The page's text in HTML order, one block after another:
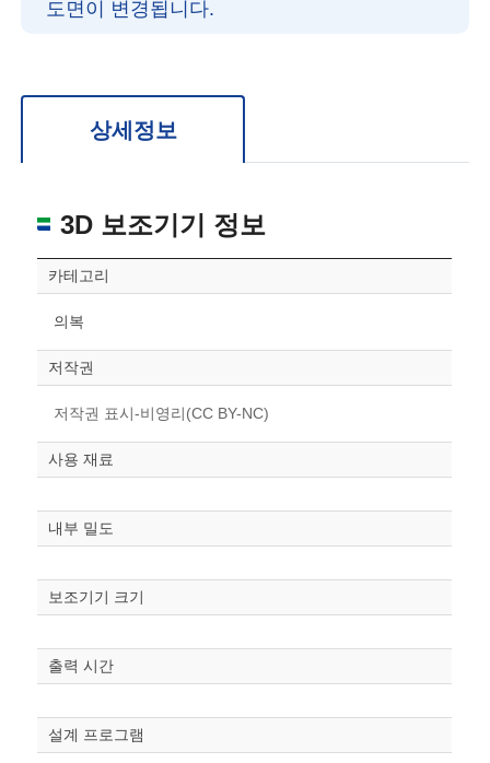
도면이 변경됩니다.
위치 이동: 우측 드래그
원하는 치수 입력 후 “스케일
너비
상세정보
3D 보조기기 정보
카테고리
의복
저작권
저작권 표시-비영리(CC BY-NC)
사용 재료
내부 밀도
보조기기 크기
출력 시간
설계 프로그램